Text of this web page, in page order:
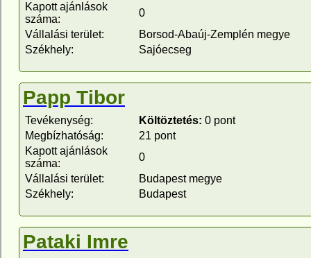
Kapott ajánlások
száma:
0
Vállalási terület:
Borsod-Abaúj-Zemplén megye
Székhely:
Sajóecseg
Papp Tibor
Tevékenység: Költöztetés: 0 pont
Megbízhatóság:
21 pont
Kapott ajánlások
száma:
0
Vállalási terület:
Budapest megye
Székhely:
Budapest
Pataki Imre